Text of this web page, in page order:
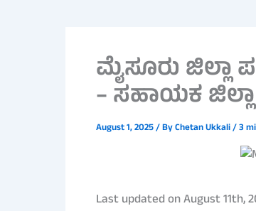
ಮೈಸೂರು
– ಸಹಾಯಕ
August 1, 2025/ ByChetan Ukkali/3
Last updated on August 11th,